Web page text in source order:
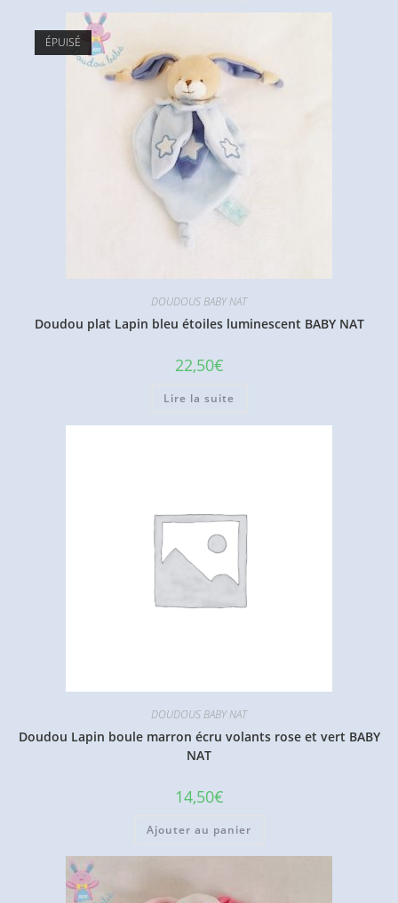
ÉPUISÉ
DOUDOUS BABY NAT
Doudou plat Lapin bleu étoiles luminescent BABY NAT
22,50€
Lire la suite
DOUDOUS BABY NAT
Doudou Lapin boule marron écru volants rose et vert BABY
NAT
14,50€
Ajouter au panier